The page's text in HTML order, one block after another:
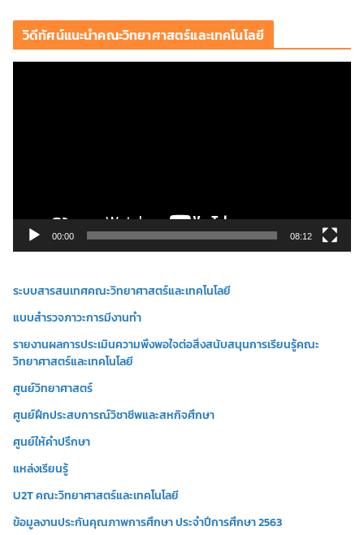
วิดีทัศน์แนะนำคณะวิทยาศาสตร์และเทคโนโลยี
ดี
อ
00:00 08:12
ระบบสารสนเทศคณะวิทยาศาสตร์และเทคโนโลยี
แบบสำรวจภาวะการมีงานทำ
รายงานผลการประเมินความพึงพอใจต่อสิ่งสนับสนุนการเรียนรู้คณะ
วิทยาศาสตร์และเทคโนโลยี
ศูนย์วิทยาศาสตร์
ศูนย์ฝึกประสบการณ์วิชาชีพและสหกิจศึกษา
ศูนย์ให้คำปรึกษา
แหล่งเรียนรู้
U2T คณะวิทยาศาสตร์และเทคโนโลยี
ข้อมูลงานประกันคุณภาพการศึกษา ประจำปีการศึกษา 2563